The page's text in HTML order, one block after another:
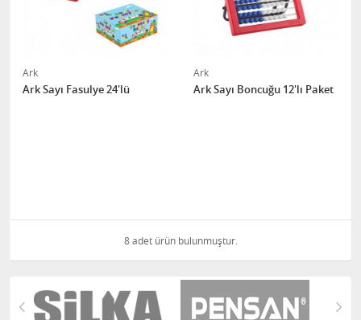
Ark
Ark Sayı Fasulye 24'lü
Ark
Ark Sayı Boncuğu 12'lı Paket
8 adet ürün bulunmuştur.